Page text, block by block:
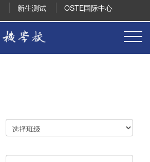
新生测试 OSTE国际中心